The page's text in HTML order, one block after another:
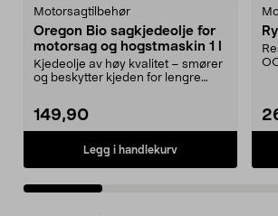
Motorsagtilbehør
Oregon Bio sagkjedeolje for
motorsag og hogstmaskin 1 l
Kjedeolje av høy kvalitet – smører
og beskytter kjeden for lengre
149,90
Legg i handlekurv